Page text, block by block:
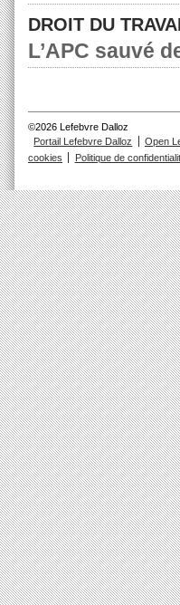
DROIT DU
L’APC sauvé
©2026 Lefebvre Dalloz
Portail Lefebvre Dalloz
Open
cookies
Politique de